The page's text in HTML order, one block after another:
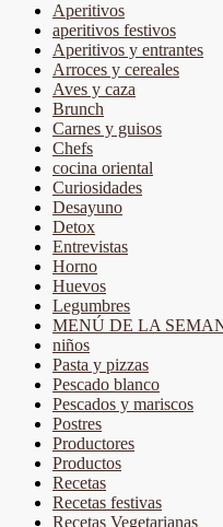
Aperitivos
aperitivos festivos
Aperitivos y entrantes
Arroces y cereales
Aves y caza
Brunch
Carnes y guisos
Chefs
cocina oriental
Curiosidades
Desayuno
Detox
Entrevistas
Horno
Huevos
Legumbres
MENÚ DE LA
niños
Pasta y pizzas
Pescado blanco
Pescados y mariscos
Postres
Productores
Productos
Recetas
Recetas festivas
Recetas Vegetarianas